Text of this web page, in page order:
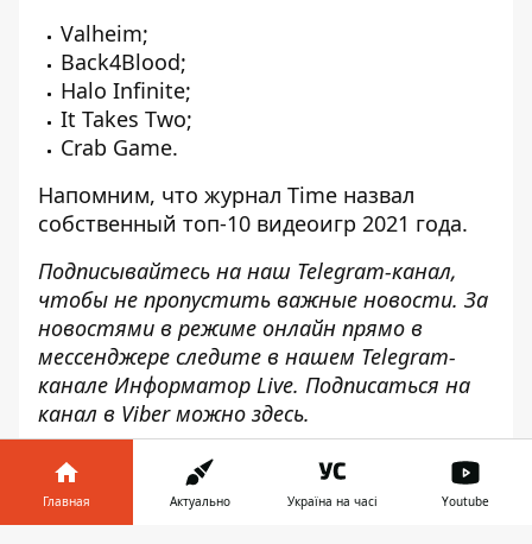
Valheim;
Back4Blood;
Halo Infinite;
It Takes Two;
Crab Game.
Напомним, что журнал Time назвал
собственный топ-10 видеоигр 2021 года.
Подписывайтесь на наш Telegram-канал,
чтобы не пропустить важные новости. За
новостями в режиме онлайн прямо в
мессенджере следите в нашем Telegram-
канале Информатор Live. Подписаться на
канал в Viber можно здесь.
Главная Актуально Україна на часі Youtube